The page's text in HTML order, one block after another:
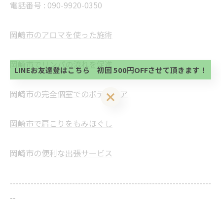
電話番号 : 090-9920-0350
岡崎市のアロマを使った施術
岡崎市でリンパの流れを促進
岡崎市の完全個室でのボディケア
岡崎市で肩こりをもみほぐし
岡崎市の便利な出張サービス
--------------------------------------------------------------------
--
方、不必要な方 お手数ですが、✖印でお閉じ下さ
い。
LINEお友達登はこちら 初回 500円OFFさせて頂きます！
初回 500円OFFさせて頂きます。 既に 追加済の
方、不必要な方 お手数ですが、✖印でお閉じ下さ
LINEお友達登はこちら 初回 500円OFFさせて頂きます！